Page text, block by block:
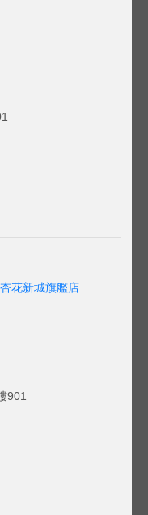
花新城旗艦店
901